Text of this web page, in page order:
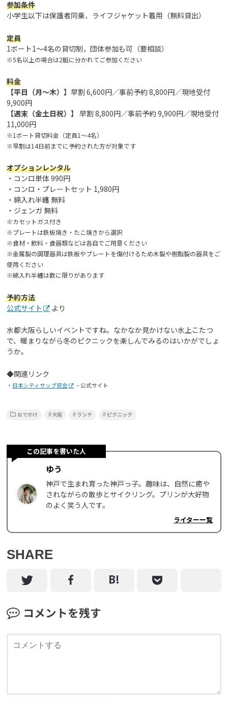
参加条件
小学生以下は保護者同乗、ライフジャケット着用（無料貸出）
定員
1ボート1〜4名の貸切制，団体参加も可（要相談）
※5名以上の場合は2艇に分かれてご参加ください
料金
【平日（月〜木）】早割 6,600円／事前予約 8,800円／現地受付
9,900円
【週末（金土日祝）】 早割 8,800円／事前予約 9,900円／現地受付
11,000円
※1ボート貸切料金（定員1〜4名）
※早割は14日前までに予約された方が対象です
オプションレンタル
・コンロ単体 990円
・コンロ・プレートセット 1,980円
・綿入れ半纏 無料
・ジェンガ 無料
※カセットガス付き
※プレートは鉄板焼き・たこ焼きから選択
※食材・飲料・食器類などは各自でご用意ください
※金属製の調理器具は鉄板やプレートを傷付けるため木製や樹脂製の器具をご
使用ください
※綿入れ半纏は数に限りがあります
予約方法
公式サイト
より
水都大阪らしいイベントですね。なかなか見かけない水上こたつ
で、暖まりながら冬のピクニックを楽しんでみるのはいかがでしょ
うか。
◆関連リンク
・ 日本シティサップ協会 – 公式サイト
おでかけ 大阪 ランチ ピクニック
この記事を書いた人
ゆう
神戸で生まれ育った神戸っ子。趣味は、自然に癒や
されながらの散歩とサイクリング。プリンが大好物
のよく笑う人です。
ライター一覧
SHARE
コメントを残す